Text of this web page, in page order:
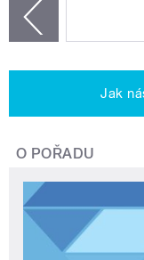
Jak
O POŘADU